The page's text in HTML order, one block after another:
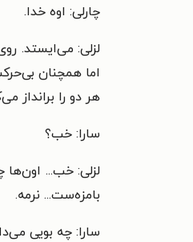
چارلی: اوه خدا.
لزلی: می‌ایستد.
اما همچنان
هر دو را
سارا: خب؟
لزلی: خب...
بامزه‌ست... نرمه.
سارا: چه بویی